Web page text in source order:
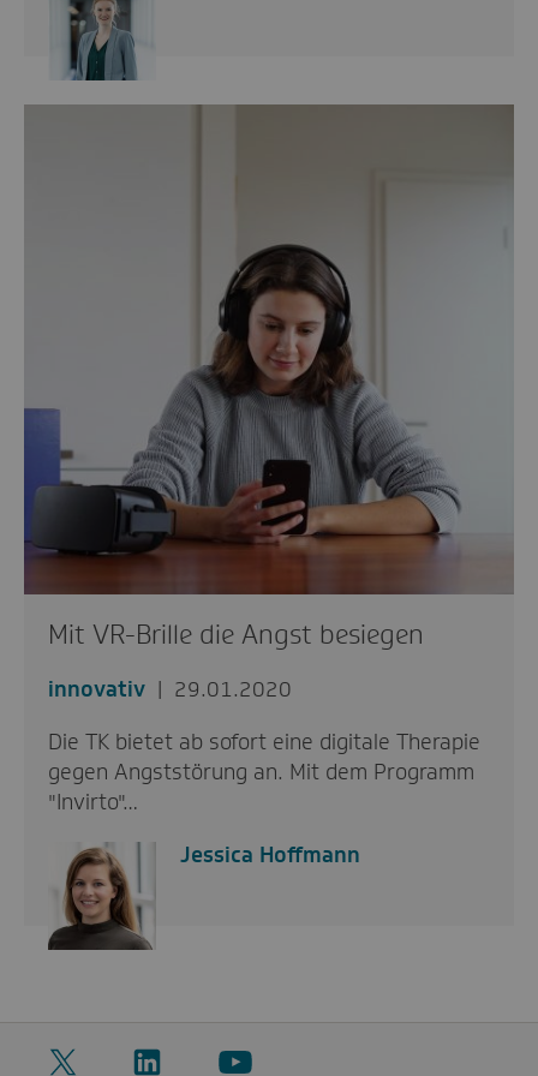
Mit VR-Brille die Angst besiegen
innovativ
29.01.2020
Die TK bietet ab sofort eine digitale Therapie
gegen Angststörung an. Mit dem Programm
"Invirto"…
Jessica Hoffmann
Twitter
LinkedIn